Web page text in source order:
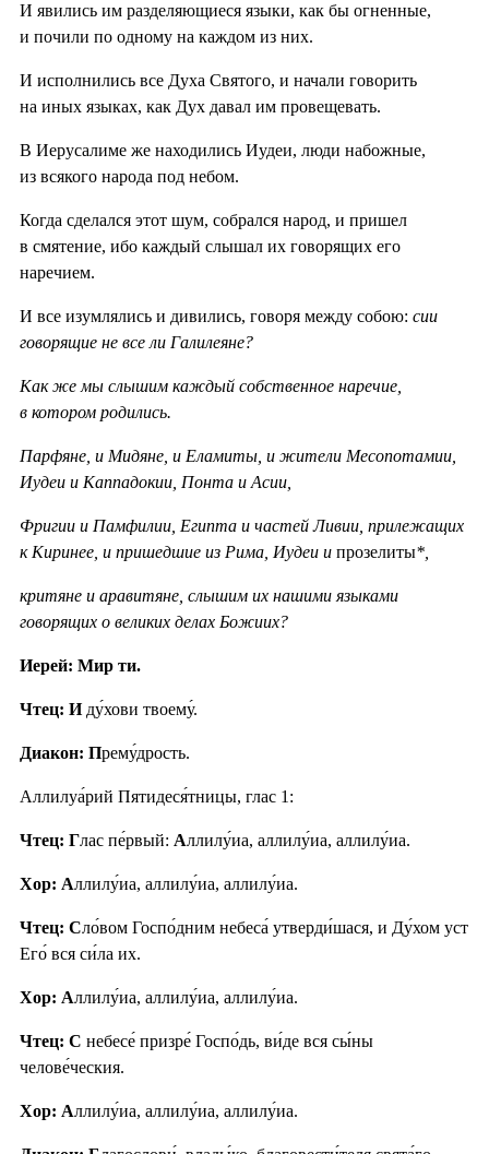
И явились им разделяющиеся языки, как бы огненные,
и почили по одному на каждом из них.
И исполнились все Духа Святого, и начали говорить
на иных языках, как Дух давал им провещевать.
В Иерусалиме же находились Иудеи, люди набожные,
из всякого народа под небом.
Когда сделался этот шум, собрался народ, и пришел
в смятение, ибо каждый слышал их говорящих его
наречием.
И все изумлялись и дивились, говоря между собою: сии
говорящие не все ли Галилеяне?
Как же мы слышим каждый собственное наречие,
в котором родились.
Парфяне, и Мидяне, и Еламиты, и жители Месопотамии,
Иудеи и Каппадокии, Понта и Асии,
Фригии и Памфилии, Египта и частей Ливии, прилежащих
к Киринее, и пришедшие из Рима, Иудеи и прозелиты*,
критяне и аравитяне, слышим их нашими языками
говорящих о великих делах Божиих?
Иерей: Мир ти.
Чтец: Иду́хови твоему́.
Диакон: Прему́дрость.
Аллилуа́рий Пятидеся́тницы, глас 1:
Чтец: Глас пе́рвый: Аллилу́иа, аллилу́иа, аллилу́иа.
Хор: Аллилу́иа, аллилу́иа, аллилу́иа.
Чтец: Сло́вом Госпо́дним небеса́ утверди́шася, и Ду́хом уст
Его́ вся си́ла их.
Хор: Аллилу́иа, аллилу́иа, аллилу́иа.
Чтец: С небесе́ призре́ Госпо́дь, ви́де вся сы́ны
челове́ческия.
Хор: Аллилу́иа, аллилу́иа, аллилу́иа.